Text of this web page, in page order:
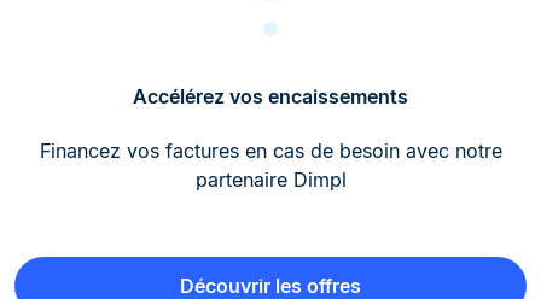
Accélérez vos encaissements
Financez vos factures en cas de besoin avec notre
partenaire Dimpl
Découvrir les offres